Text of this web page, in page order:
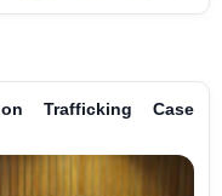
Trafficking Case